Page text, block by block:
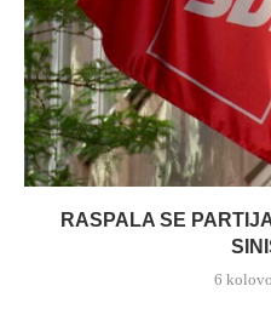
RASPALA SE
6